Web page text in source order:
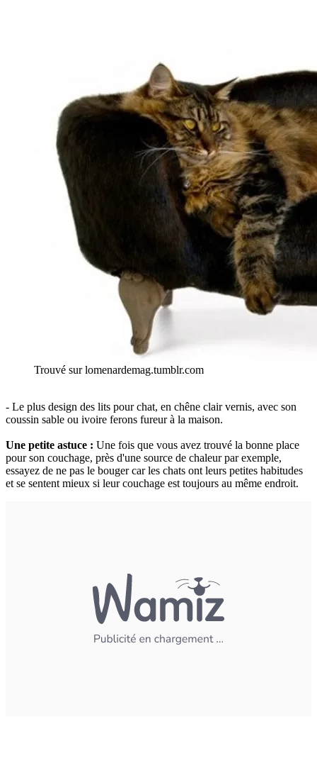
Trouvé sur lomenardemag.tumblr.com
- Le plus design des lits pour chat, en chêne clair vernis, avec son
coussin sable ou ivoire ferons fureur à la maison.
Une petite astuce : Une fois que vous avez trouvé la bonne place
pour son couchage, près d'une source de chaleur par exemple,
essayez de ne pas le bouger car les chats ont leurs petites habitudes
et se sentent mieux si leur couchage est toujours au même endroit.